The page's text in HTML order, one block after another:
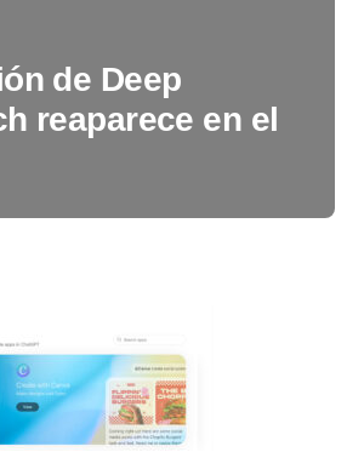
de Deep
reaparece en el